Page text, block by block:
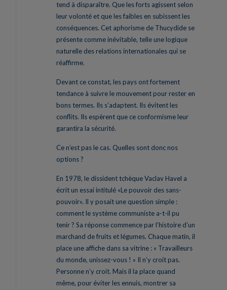
tend à disparaître. Que les forts agissent selon
leur volonté et que les faibles en subissent les
conséquences. Cet aphorisme de Thucydide se
présente comme inévitable, telle une logique
naturelle des relations internationales qui se
réaffirme.
Devant ce constat, les pays ont fortement
tendance à suivre le mouvement pour rester en
bons termes. Ils s’adaptent. Ils évitent les
conflits. Ils espèrent que ce conformisme leur
garantira la sécurité.
Ce n’est pas le cas. Quelles sont donc nos
options ?
En 1978, le dissident tchèque Vaclav Havel a
écrit un essai intitulé «Le pouvoir des sans-
pouvoir». Il y posait une question simple :
comment le système communiste a-t-il pu
tenir ? Sa réponse commence par l’histoire d’un
marchand de fruits et légumes. Chaque matin, il
place une affiche dans sa vitrine : « Travailleurs
du monde, unissez-vous ! » Il n’y croit pas.
Personne n’y croit. Mais il la place quand
même, pour éviter les ennuis, montrer sa